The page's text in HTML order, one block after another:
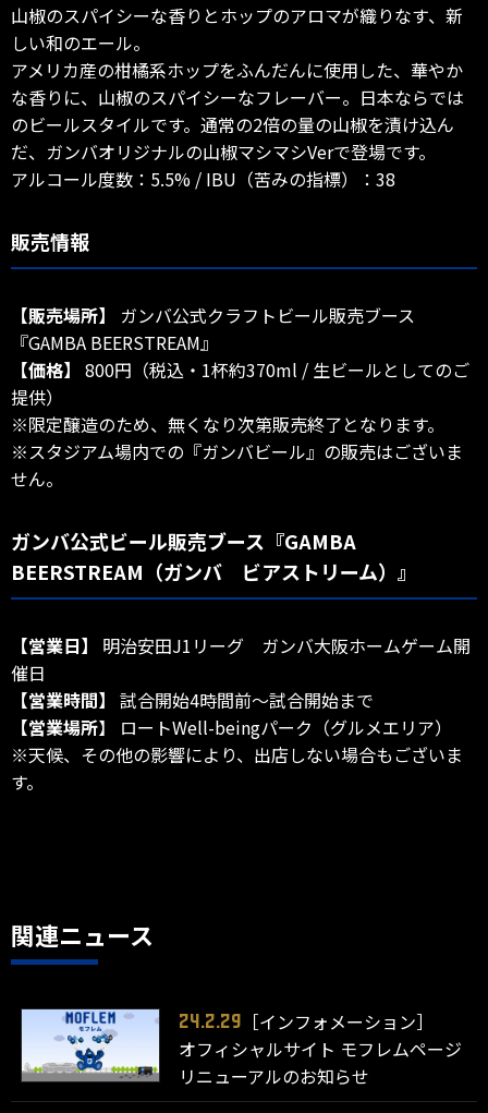
山椒のスパイシーな香りとホップのアロマが織りなす、新
しい和のエール。
アメリカ産の柑橘系ホップをふんだんに使用した、華やか
な香りに、山椒のスパイシーなフレーバー。日本ならでは
のビールスタイルです。通常の2倍の量の山椒を漬け込ん
だ、ガンバオリジナルの山椒マシマシVerで登場です。
アルコール度数：5.5% / IBU（苦みの指標）：38
販売情報
【販売場所】
ガンバ公式クラフトビール販売ブース
『GAMBA BEERSTREAM』
【価格】 800円（税込・1杯約370ml / 生ビールとしてのご
提供）
※限定醸造のため、無くなり次第販売終了となります。
※スタジアム場内での『ガンバビール』の販売はございま
せん。
ガンバ公式ビール販売ブース『GAMBA
BEERSTREAM（ガンバ ビアストリーム）』
【営業日】
明治安田J1リーグ ガンバ大阪ホームゲーム開
催日
【営業時間】 試合開始4時間前～試合開始まで
【営業場所】 ロートWell-beingパーク（グルメエリア）
※天候、その他の影響により、出店しない場合もございま
す。
関連ニュース
24.2.29
［インフォメーション］
オフィシャルサイト モフレムページ
リニューアルのお知らせ